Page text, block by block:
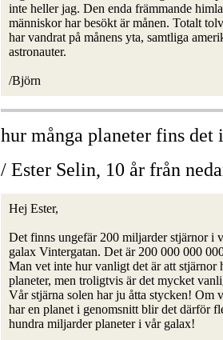
inte heller jag. Den enda främmande
människor har besökt är månen. Totalt
har vandrat på månens yta, samtliga
astronauter.
/Björn
hur många planeter fins det
/ Ester Selin, 10 år från
Hej Ester,
Det finns ungefär 200 miljarder stjärnor i
galax Vintergatan. Det är 200 000 000
Man vet inte hur vanligt det är att stjärnor
planeter, men troligtvis är det mycket
Vår stjärna solen har ju åtta stycken! Om
har en planet i genomsnitt blir det därför
hundra miljarder planeter i vår galax!